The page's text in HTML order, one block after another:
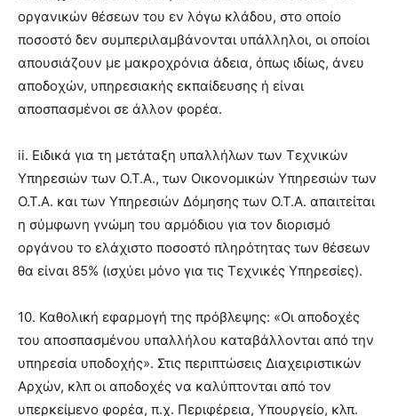
οργανικών θέσεων του εν λόγω κλάδου, στο οποίο
ποσοστό δεν συμπεριλαμβάνονται υπάλληλοι, οι οποίοι
απουσιάζουν με μακροχρόνια άδεια, όπως ιδίως, άνευ
αποδοχών, υπηρεσιακής εκπαίδευσης ή είναι
αποσπασμένοι σε άλλον φορέα.
ii. Ειδικά για τη μετάταξη υπαλλήλων των Τεχνικών
Υπηρεσιών των Ο.Τ.Α., των Οικονομικών Υπηρεσιών των
Ο.Τ.Α. και των Υπηρεσιών Δόμησης των Ο.Τ.Α. απαιτείται
η σύμφωνη γνώμη του αρμόδιου για τον διορισμό
οργάνου το ελάχιστο ποσοστό πληρότητας των θέσεων
θα είναι 85% (ισχύει μόνο για τις Τεχνικές Υπηρεσίες).
10. Καθολική εφαρμογή της πρόβλεψης: «Οι αποδοχές
του αποσπασμένου υπαλλήλου καταβάλλονται από την
υπηρεσία υποδοχής». Στις περιπτώσεις Διαχειριστικών
Αρχών, κλπ οι αποδοχές να καλύπτονται από τον
υπερκείμενο φορέα, π.χ. Περιφέρεια, Υπουργείο, κλπ.